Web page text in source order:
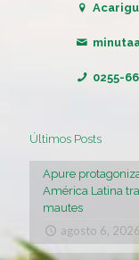
0255-
Últimos Posts
Apure
América Latina
mautes
agosto 6, 2026